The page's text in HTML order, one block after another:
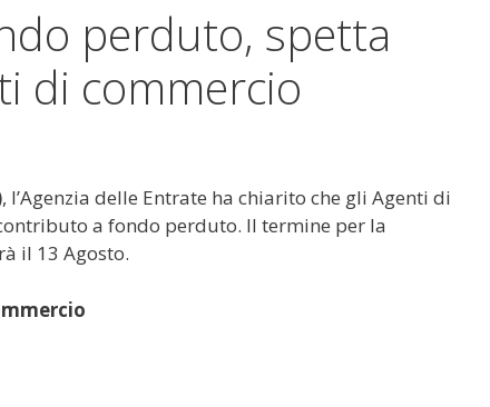
perduto, spetta
di commercio
, l’Agenzia delle Entrate ha chiarito che gli Agenti di
a fondo perduto. Il termine per la
il 13 Agosto.